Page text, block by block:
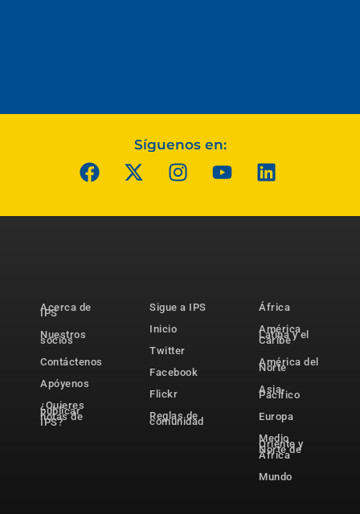
Síguenos en:
Acerca de
IPS
Nuestros
socios
Contáctenos
Apóyenos
¿Quieres
publicar
notas de
IPS?
Sigue a IPS
Inicio
Twitter
Facebook
Flickr
Reglas de
comunidad
África
América
Latina y el
Caribe
América del
Norte
Asia-
Pacífico
Europa
Medio
Oriente y
Norte de
África
Mundo